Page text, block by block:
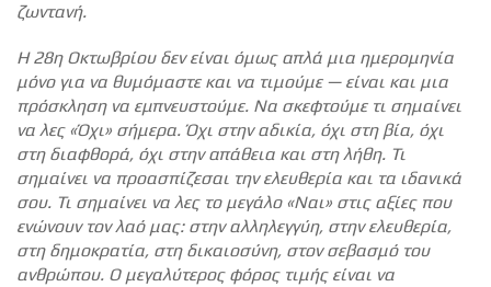
ζωντανή.
Η 28η Οκτωβρίου δεν είναι όμως απλά μια ημερομηνία
μόνο για να θυμόμαστε και να τιμούμε — είναι και μια
πρόσκληση να εμπνευστούμε. Να σκεφτούμε τι σημαίνει
να λες «Όχι» σήμερα. Όχι στην αδικία, όχι στη βία, όχι
στη διαφθορά, όχι στην απάθεια και στη λήθη. Τι
σημαίνει να προασπίζεσαι την ελευθερία και τα ιδανικά
σου. Τι σημαίνει να λες το μεγάλο «Ναι» στις αξίες που
ενώνουν τον λαό μας: στην αλληλεγγύη, στην ελευθερία,
στη δημοκρατία, στη δικαιοσύνη, στον σεβασμό του
ανθρώπου. Ο μεγαλύτερος φόρος τιμής είναι να